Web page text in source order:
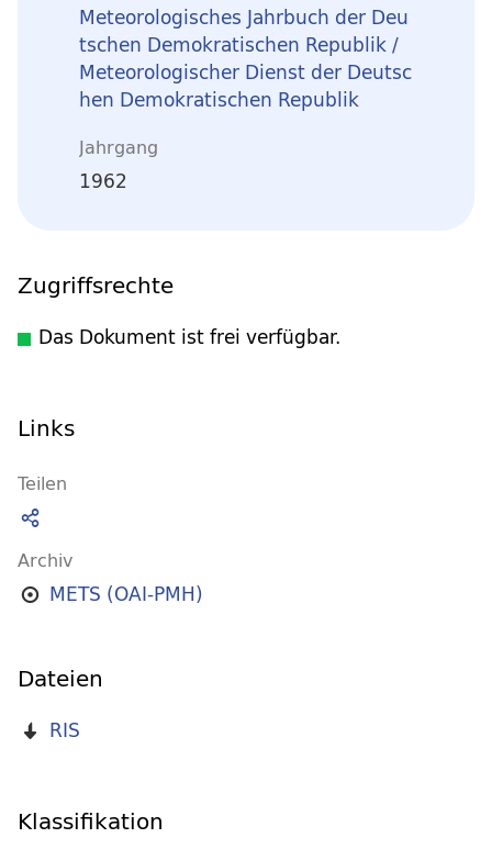
Meteorologisches Jahrbuch der Deu
tschen Demokratischen Republik /
Meteorologischer Dienst der Deutsc
hen Demokratischen Republik
Jahrgang
1962
Zugriffsrechte
Das Dokument ist frei verfügbar.
Links
Teilen
Archiv
METS (OAI-PMH)
Dateien
RIS
Klassifikation